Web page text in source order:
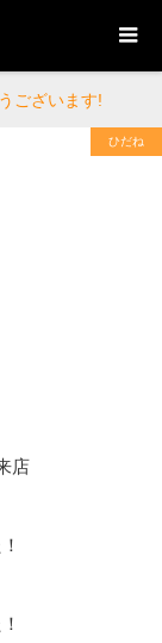
ございます!
ひだね
店